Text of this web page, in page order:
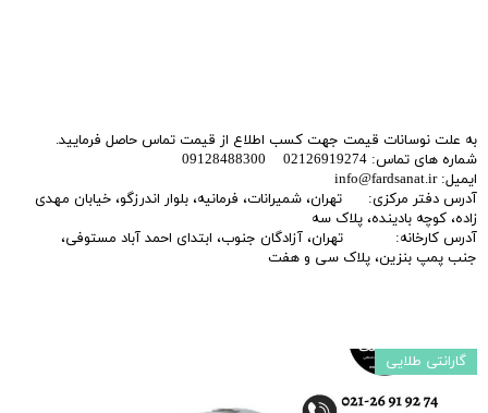
به علت نوسانات قیمت جهت کسب اطلاع از قیمت تماس حاصل فرمایید.
شماره های تماس: 02126919274 09128488300
ایمیل: info@fardsanat.ir
آدرس دفتر مرکزی: تهران، شمیرانات، فرمانیه، بلوار اندرزگو، خیابان مهدی
زاده، کوچه بادینده، پلاک سه
آدرس کارخانه: تهران، آزادگان جنوب، ابتدای احمد آباد مستوفی،
جنب پمپ بنزین، پلاک سی و هفت
گارانتی طلایی